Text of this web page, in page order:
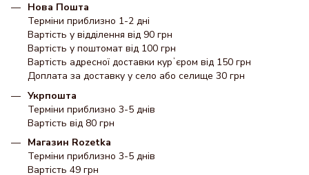
Нова Пошта
Терміни приблизно 1-2 дні
Вартість у відділення від 90 грн
Вартість у поштомат від 100 грн
Вартість адресної доставки курʼєром від 150 грн
Доплата за доставку у село або селище 30 грн
Укрпошта
Терміни приблизно 3-5 днів
Вартість від 80 грн
Магазин Rozetka
Терміни приблизно 3-5 днів
Вартість 49 грн